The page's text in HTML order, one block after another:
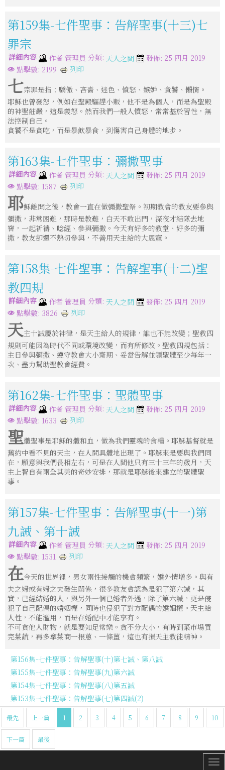
第159集-七件聖事：告解聖事(十三)七
罪宗
詳細內容 作者 管理員 分類: 天人之間
發佈: 25 四月 2019
點擊數: 2199
列印
七宗罪是指：驕傲、吝嗇、迷色、憤怒、嫉妒、貪饕、懶惰。
耶穌也曾發怒，例如在聖殿驅趕小販，他不是為個人，而是為聖殿
的神聖莊嚴，這是義怒。然而我們一般人憤怒，常常基於習性，無
法控制自己。
貪饕不是貪吃，而是暴飲暴食，到傷害自己身體的地步。
第163集-七件聖事：彌撒聖事
詳細內容 作者 管理員 分類: 天人之間
發佈: 25 四月 2019
點擊數: 1587
列印
耶穌離開之後，教會一直在做彌撒聖祭。初期教會的教友要參與
彌撒，非常困難，那時是教難，白天不敢出門，深夜才結隊去地
窖，一起祈禱、唸經、參與彌撒。今天有好多的教堂、好多的彌
撒，教友卻還不熱切參與，不善用天主給的大恩寵。
第158集-七件聖事：告解聖事(十二)聖
教四規
詳細內容 作者 管理員 分類: 天人之間
發佈: 25 四月 2019
點擊數: 3826
列印
天主十誡屬於神律，是天主給人的規律，誰也不能改變；聖教四
規則可能因為時代不同或環境改變，而有所修改。聖教四規包括：
主日參與彌撒、遵守教會大小齋期、妥當告解並領聖體至少每年一
次、盡力幫助聖教會經費。
第162集-七件聖事：聖體聖事
詳細內容 作者 管理員 分類: 天人之間
發佈: 25 四月 2019
點擊數: 1633
列印
聖體聖事是耶穌的體和血，做為我們靈魂的食糧。耶穌基督就是
舊約中看不見的天主，在人間具體地出現了。耶穌來是要與我們同
在，願意與我們長相左右，可是在人間他只有三十三年的歲月，天
主上智自有兩全其美的奇妙安排，那就是耶穌後來建立的聖體聖
事。
第157集-七件聖事：告解聖事(十一)第
九誡、第十誡
詳細內容 作者 管理員 分類: 天人之間
發佈: 25 四月 2019
點擊數: 1531
列印
在今天的世界裡，男女兩性接觸的機會頻繁，婚外情增多。與有
夫之婦或有婦之夫發生關係，很多教友會認為是犯了第六誡，其
實，已經結婚的人，與另外一個已婚者外遇，除了第六誡，更是侵
犯了自己配偶的婚姻權，同時也侵犯了對方配偶的婚姻權。天主給
人性，不能濫用，而是在婚配中才能享有。
不可貪他人財物，就是要知足常樂。貪不分大小，有時到菜市場買
完菜蔬，再多拿菜商一根蔥、一條薑，這也有損天主教徒精神。
第156集-七件聖事：告解聖事(十)第七誡、第八誡
第155集-七件聖事：告解聖事(九)第六誡
第154集-七件聖事：告解聖事(八)第五誡
第153集-七件聖事：告解聖事(七)第四誡(2)
最先 上一篇 1 2 3 4 5 6 7 8 9 10
下一篇 最後